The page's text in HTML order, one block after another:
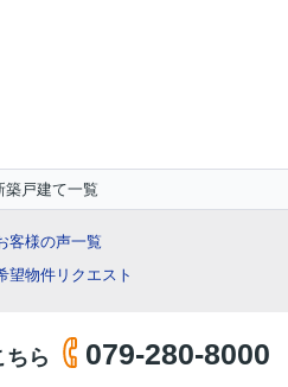
築戸建て一覧
客様の声一覧
望物件リクエスト
ちら 079-280-8000